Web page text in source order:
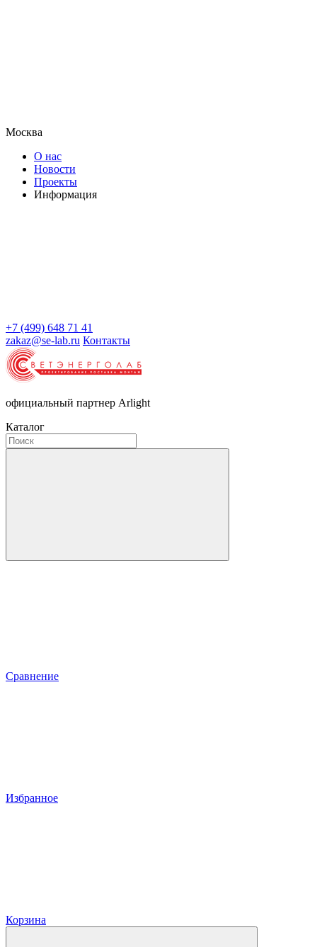
Москва
О нас
Новости
Проекты
Информация
+7 (499) 648 71 41
zakaz@se-lab.ru Контакты
официальный партнер Arlight
Каталог
Сравнение
Избранное
Корзина